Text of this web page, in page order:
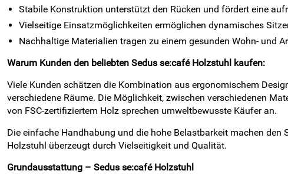
Stabile Konstruktion unterstützt den Rücken und fördert eine
Vielseitige Einsatzmöglichkeiten ermöglichen dynamisches
Nachhaltige Materialien tragen zu einem gesunden Wohn- und
Warum Kunden den beliebten Sedus se:café Holzstuhl kaufen:
Viele Kunden schätzen die Kombination aus ergonomischem
verschiedene Räume. Die Möglichkeit, zwischen verschiedenen
von FSC-zertifiziertem Holz sprechen umweltbewusste Käufer an.
Die einfache Handhabung und die hohe Belastbarkeit machen
Holzstuhl überzeugt durch Vielseitigkeit und Qualität.
Grundausstattung – Sedus se:café Holzstuhl